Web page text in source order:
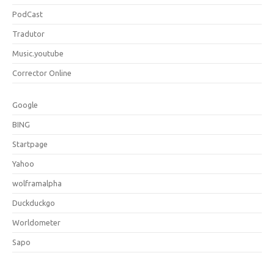
PodCast
Tradutor
Music.youtube
Corrector Online
Google
BING
Startpage
Yahoo
wolframalpha
Duckduckgo
Worldometer
Sapo